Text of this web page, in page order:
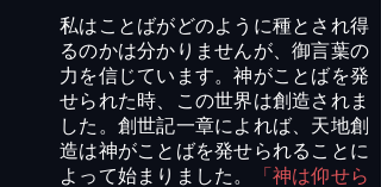
私はことばがどのように種とされ得
るのかは分かりませんが、御言葉の
力を信じています。神がことばを発
せられた時、この世界は創造されま
した。創世記一章によれば、天地創
造は神がことばを発せられることに
よって始まりました。
「神は仰せら